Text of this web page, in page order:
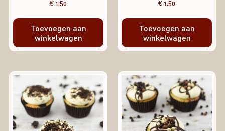
€1,50
Toevoegen aan
winkelwagen
€1,50
Toevoegen aan
winkelwagen